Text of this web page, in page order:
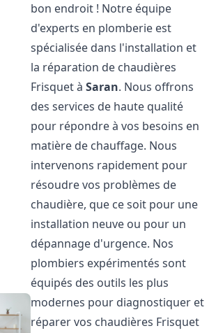
bon endroit ! Notre équipe
d'experts en plomberie est
spécialisée dans l'installation et
la réparation de chaudières
Frisquet àSaran. Nous offrons
des services de haute qualité
pour répondre à vos besoins en
matière de chauffage. Nous
intervenons rapidement pour
résoudre vos problèmes de
chaudière, que ce soit pour une
installation neuve ou pour un
dépannage d'urgence. Nos
plombiers expérimentés sont
équipés des outils les plus
modernes pour diagnostiquer et
réparer vos chaudières Frisquet